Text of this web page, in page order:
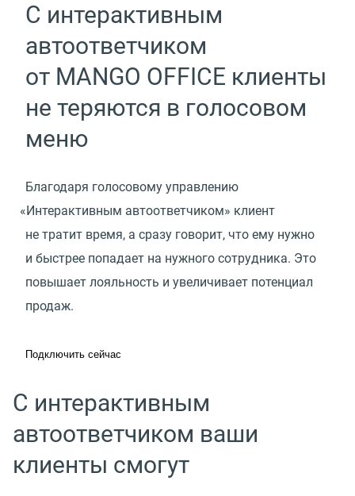
С интерактивным
автоответчиком
от MANGO OFFICE клиенты
не теряются в голосовом
меню
Благодаря голосовому управлению
« Интерактивным автоответчиком» клиент
не тратит время, а сразу говорит, что ему нужно
и быстрее попадает на нужного сотрудника. Это
повышает лояльность и увеличивает потенциал
продаж.
Подключить сейчас
С интерактивным
автоответчиком ваши
клиенты смогут